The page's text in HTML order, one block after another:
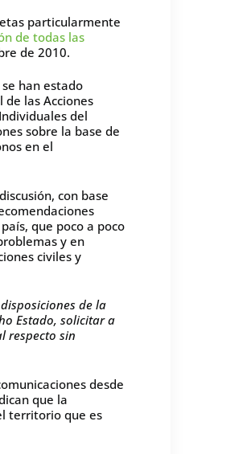
particularmente
de todas las
de 2010.
han estado
las Acciones
del
sobre la base de
en el
con base
que poco a poco
y en
civiles y
de la
Estado, solicitar a
respecto sin
desde
que la
territorio que es